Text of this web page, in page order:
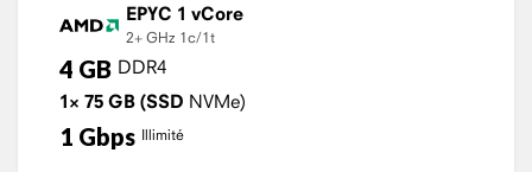
EPYC 1 vCore
2+ GHz 1c/1t
4 GB DDR4
1× 75 GB (SSD NVMe)
1 Gbps Illimité